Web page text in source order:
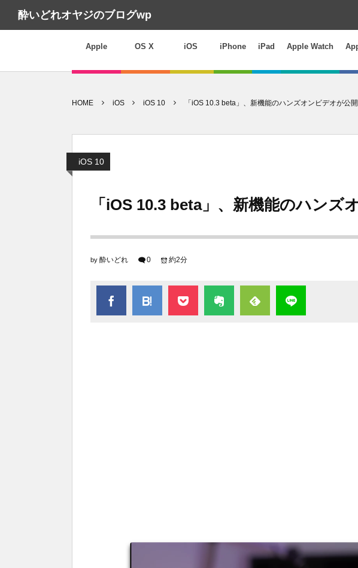
酔いどれオヤジのブログwp
Apple OS X iOS iPhone iPad Apple Watch
HOME iOS iOS 10 「iOS 10.3 beta」、新機能のハンズオンビデオが公開
iOS 10
「iOS 10.3 beta」、新機能のハンズ
by 酔いどれ 0 約2分